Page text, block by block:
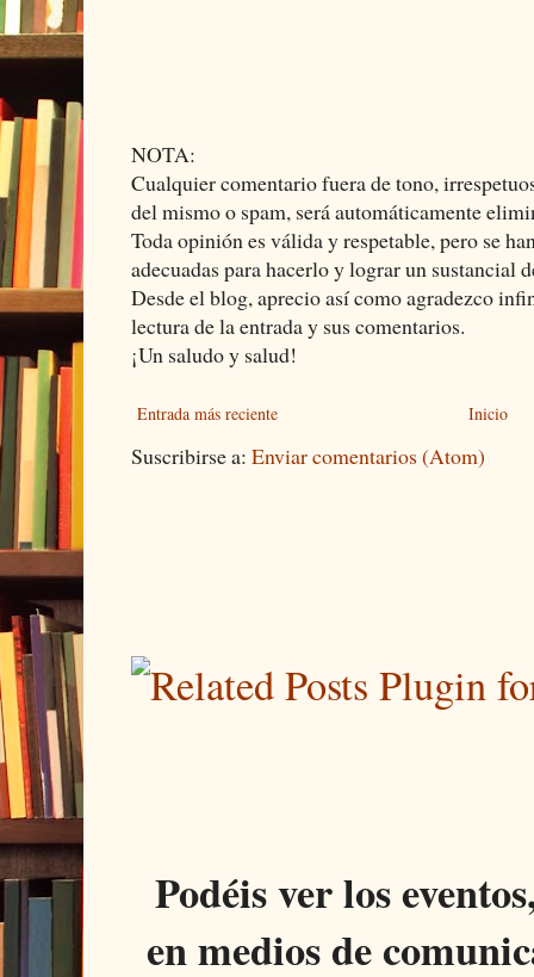
NOTA:
Cualquier comentario fuera de tono,
del mismo o spam, será automáticamente
Toda opinión es válida y respetable, pero se
adecuadas para hacerlo y lograr un sustancial
Desde el blog, aprecio así como agradezco
lectura de la entrada y sus comentarios.
¡Un saludo y salud!
Entrada más reciente Inicio
Suscribirse a: Enviar comentarios (Atom)
Podéis ver los
en medios de